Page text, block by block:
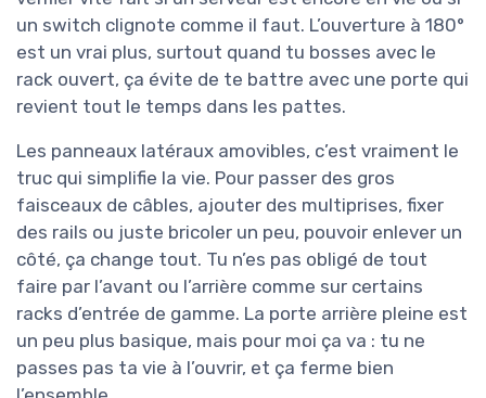
un switch clignote comme il faut. L’ouverture à 180°
est un vrai plus, surtout quand tu bosses avec le
rack ouvert, ça évite de te battre avec une porte qui
revient tout le temps dans les pattes.
Les panneaux latéraux amovibles, c’est vraiment le
truc qui simplifie la vie. Pour passer des gros
faisceaux de câbles, ajouter des multiprises, fixer
des rails ou juste bricoler un peu, pouvoir enlever un
côté, ça change tout. Tu n’es pas obligé de tout
faire par l’avant ou l’arrière comme sur certains
racks d’entrée de gamme. La porte arrière pleine est
un peu plus basique, mais pour moi ça va : tu ne
passes pas ta vie à l’ouvrir, et ça ferme bien